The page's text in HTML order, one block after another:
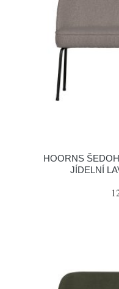
HOORNS
JÍDELNÍ